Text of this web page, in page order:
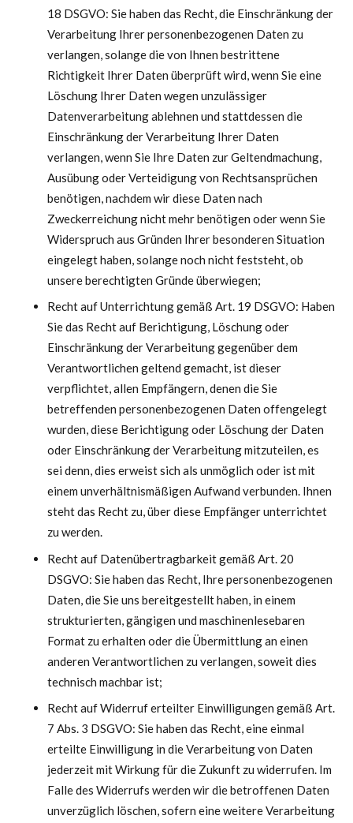
18 DSGVO: Sie haben das Recht, die Einschränkung der
Verarbeitung Ihrer personenbezogenen Daten zu
verlangen, solange die von Ihnen bestrittene
Richtigkeit Ihrer Daten überprüft wird, wenn Sie eine
Löschung Ihrer Daten wegen unzulässiger
Datenverarbeitung ablehnen und stattdessen die
Einschränkung der Verarbeitung Ihrer Daten
verlangen, wenn Sie Ihre Daten zur Geltendmachung,
Ausübung oder Verteidigung von Rechtsansprüchen
benötigen, nachdem wir diese Daten nach
Zweckerreichung nicht mehr benötigen oder wenn Sie
Widerspruch aus Gründen Ihrer besonderen Situation
eingelegt haben, solange noch nicht feststeht, ob
unsere berechtigten Gründe überwiegen;
Recht auf Unterrichtung gemäß Art. 19 DSGVO: Haben
Sie das Recht auf Berichtigung, Löschung oder
Einschränkung der Verarbeitung gegenüber dem
Verantwortlichen geltend gemacht, ist dieser
verpflichtet, allen Empfängern, denen die Sie
betreffenden personenbezogenen Daten offengelegt
wurden, diese Berichtigung oder Löschung der Daten
oder Einschränkung der Verarbeitung mitzuteilen, es
sei denn, dies erweist sich als unmöglich oder ist mit
einem unverhältnismäßigen Aufwand verbunden. Ihnen
steht das Recht zu, über diese Empfänger unterrichtet
zu werden.
Recht auf Datenübertragbarkeit gemäß Art. 20
DSGVO: Sie haben das Recht, Ihre personenbezogenen
Daten, die Sie uns bereitgestellt haben, in einem
strukturierten, gängigen und maschinenlesebaren
Format zu erhalten oder die Übermittlung an einen
anderen Verantwortlichen zu verlangen, soweit dies
technisch machbar ist;
Recht auf Widerruf erteilter Einwilligungen gemäß Art.
7 Abs. 3 DSGVO: Sie haben das Recht, eine einmal
erteilte Einwilligung in die Verarbeitung von Daten
jederzeit mit Wirkung für die Zukunft zu widerrufen. Im
Falle des Widerrufs werden wir die betroffenen Daten
unverzüglich löschen, sofern eine weitere Verarbeitung